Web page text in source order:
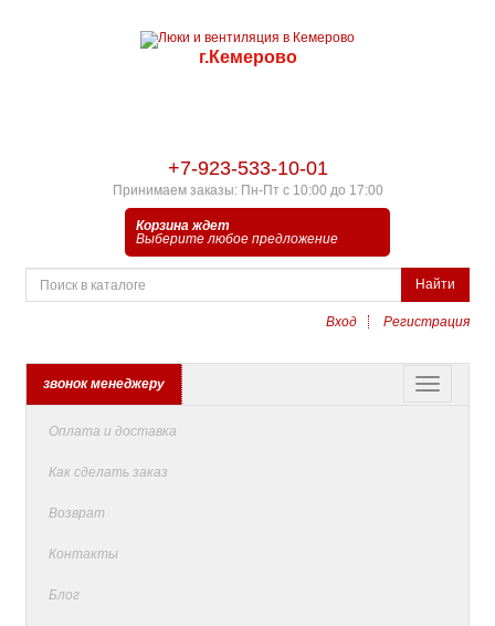
г.Кемерово
+7-923-533-10-01
Принимаем заказы: Пн-Пт с 10:00 до 17:00
Корзина ждет
Выберите любое предложение
Найти
Вход Регистрация
звонок менеджеру
Оплата и доставка
Как сделать заказ
Возврат
Контакты
Блог